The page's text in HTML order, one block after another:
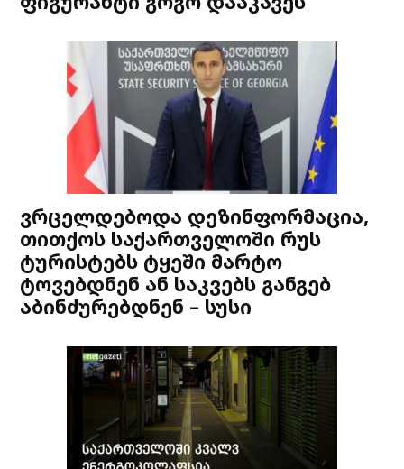
ვრცელდებოდა დეზინფორმაცია,
თითქოს საქართველოში რუს
ტურისტებს ტყეში მარტო
ტოვებდნენ ან საკვებს განგებ
აბინძურებდნენ – სუსი